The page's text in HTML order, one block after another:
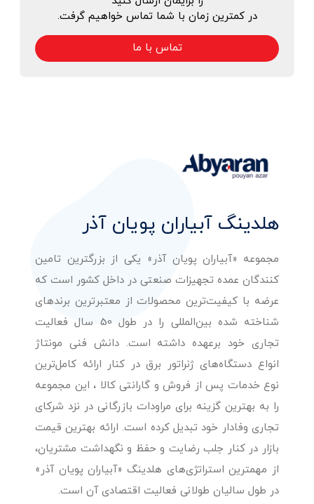
در کمترین زمان با شما تماس خواهیم گرفت.
تماس با ما
هلدینگ آبیاران پویان آذر
مجموعه «آبیاران پویان آذر» یکی از بزرگترین تامین
کنندگان عمده تجهیزات صنعتی در داخل کشور است که
عرضه با کیفیت‌ترین محصولات از معتبرترین برندهای
شناخته شده بین‌المللی را در طول 50 سال فعالیت
تجاری خود برعهده داشته است. دانش فنی مونتاژ
انواع دستگاه‌های ژنراتور برق در کنار ارائه کامل‌ترین
نوع خدمات پس از فروش و گارانتی کالا ، این مجموعه
را به بهترین گزینه برای مراودات بازرگانی در نزد شرکای
تجاری وفادار خود تبدیل کرده است. ارائه بهترین قیمت
بازار در کنار جلب رضایت و حفظ و نگهداشت مشتریان،
از مهمترین استراتژی‌های هلدینگ «آبیاران پویان آذر»
در طول سالیان طولانی فعالیت اقتصادی آن است.